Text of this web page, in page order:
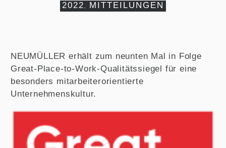
2022 MITTEILUNGEN
NEUMÜLLER erhält zum neunten Mal in Folge
Great-Place-to-Work-Qualitätssiegel für eine
besonders mitarbeiterorientierte
Unternehmenskultur.